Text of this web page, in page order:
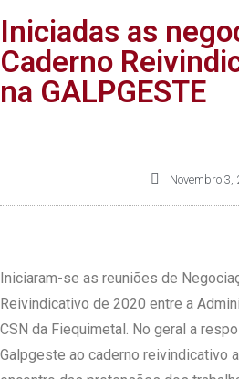
Iniciadas as
Caderno
na GALPGESTE
Novembro 3,
Iniciaram-se as reuniões de
Reivindicativo de 2020 entre a
CSN da Fiequimetal. No geral a
Galpgeste ao caderno reivindicativo